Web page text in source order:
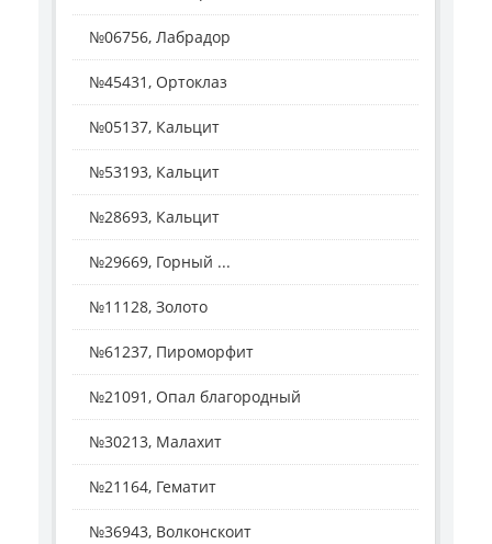
№06756, Лабрадор
№45431, Ортоклаз
№05137, Кальцит
№53193, Кальцит
№28693, Кальцит
№29669, Горный ...
№11128, Золото
№61237, Пироморфит
№21091, Опал благородный
№30213, Малахит
№21164, Гематит
№36943, Волконскоит